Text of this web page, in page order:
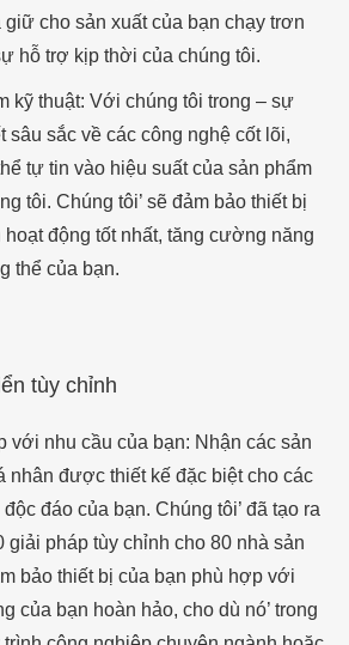
giữ cho sản xuất của bạn chạy trơn
hỗ trợ kịp thời của chúng tôi.
kỹ thuật: Với chúng tôi trong – sự
sâu sắc về các công nghệ cốt lõi,
tự tin vào hiệu suất của sản phẩm
tôi. Chúng tôi’ sẽ đảm bảo thiết bị
hoạt động tốt nhất, tăng cường năng
thể của bạn.
tùy chỉnh
với nhu cầu của bạn: Nhận các sản
nhân được thiết kế đặc biệt cho các
đáo của bạn. Chúng tôi’ đã tạo ra
giải pháp tùy chỉnh cho 80 nhà sản
bảo thiết bị của bạn phù hợp với
của bạn hoàn hảo, cho dù nó’ trong